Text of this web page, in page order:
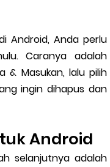
Android, Anda perlu
Caranya adalah
& Masukan, lalu pilih
ingin dihapus dan
Android
selanjutnya adalah